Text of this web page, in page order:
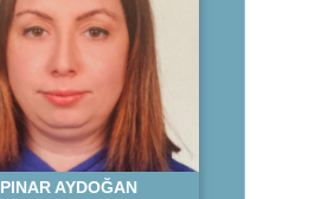
PINAR AYDOĞAN